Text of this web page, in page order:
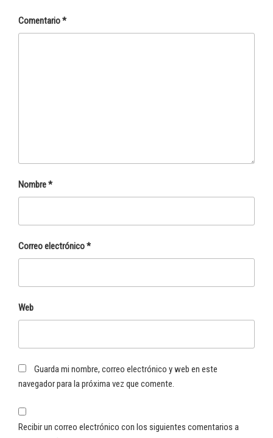
Comentario*
Nombre*
Correo electrónico*
Web
Guarda mi nombre, correo electrónico y web en este
navegador para la próxima vez que comente.
Recibir un correo electrónico con los siguientes comentarios a